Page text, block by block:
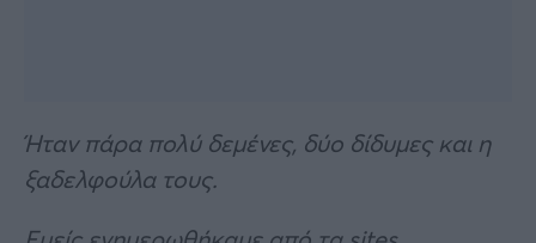
Ήταν πάρα πολύ δεμένες, δύο δίδυμες και η
ξαδελφούλα τους.